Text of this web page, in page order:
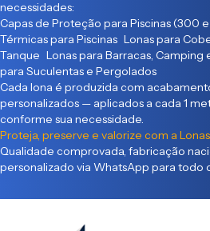
necessidades:
Capas de Proteção para Piscinas (300
Térmicas para Piscinas Lonas para
Tanque Lonas para Barracas, Camping
para Suculentas e Pergolados
Cada lona é produzida com
personalizados — aplicados a cada 1
conforme sua necessidade.
Proteja, preserve e valorize com a
Qualidade comprovada, fabricação
personalizado via WhatsApp para todo